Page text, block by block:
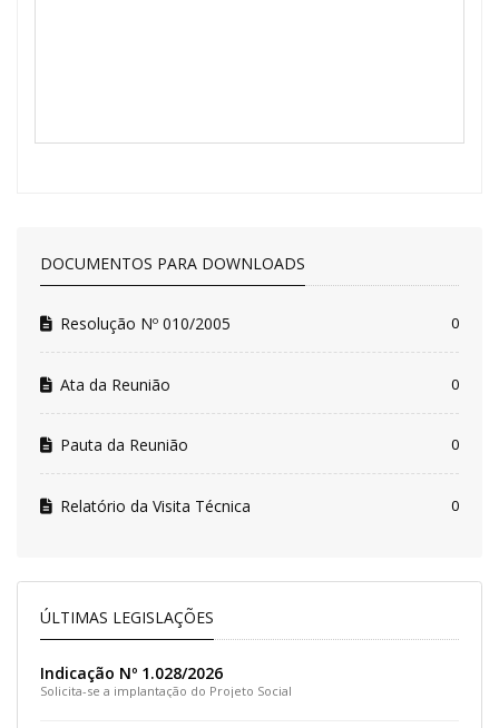
DOCUMENTOS PARA DOWNLOADS
Resolução Nº 010/2005 0
Ata da Reunião 0
Pauta da Reunião 0
Relatório da Visita Técnica 0
ÚLTIMAS LEGISLAÇÕES
Indicação Nº 1.028/2026
Solicita-se a implantação do Projeto Social